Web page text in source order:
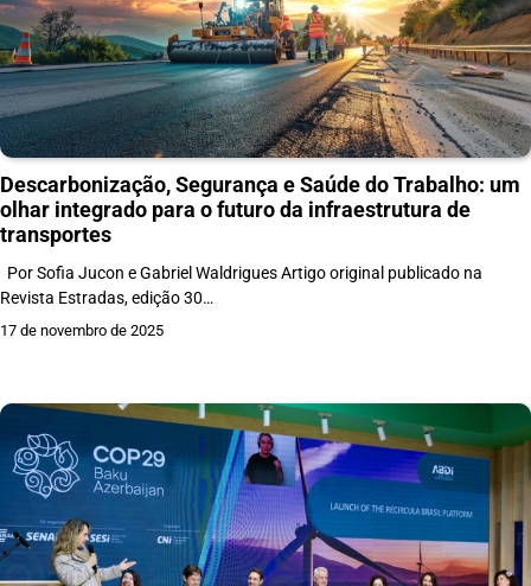
Descarbonização, Segurança e Saúde do Trabalho: um
olhar integrado para o futuro da infraestrutura de
transportes
Por Sofia Jucon e Gabriel Waldrigues Artigo original publicado na
Revista Estradas, edição 30…
17 de novembro de 2025